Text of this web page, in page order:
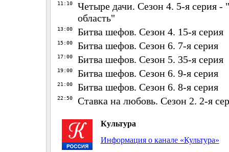
11:10
Четыре дачи. Сезон 4. 5-я серия -
область"
13:00 Битва шефов. Сезон 4. 15-я серия
15:00 Битва шефов. Сезон 6. 7-я серия
17:00 Битва шефов. Сезон 5. 35-я серия
19:00 Битва шефов. Сезон 6. 9-я серия
21:00 Битва шефов. Сезон 6. 8-я серия
22:50 Ставка на любовь. Сезон 2. 2-я
Культура
Информация о канале «Культура»